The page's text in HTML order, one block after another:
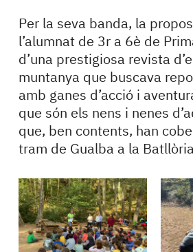
Per la seva banda, la
l’alumnat de 3r a 6è de
d’una prestigiosa revista
muntanya que buscava
amb ganes d’acció i
que són els nens i nenes
que, ben contents, han
tram de Gualba a la